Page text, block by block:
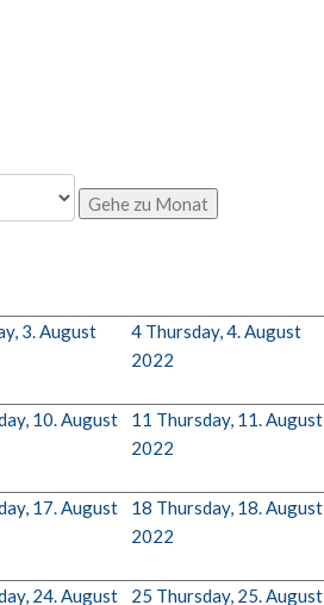
Gehe zu Monat
3. August
4 Thursday, 4. August
2022
10. August
11 Thursday, 11. August
2022
17. August
18 Thursday, 18. August
2022
24. August
25 Thursday, 25. August